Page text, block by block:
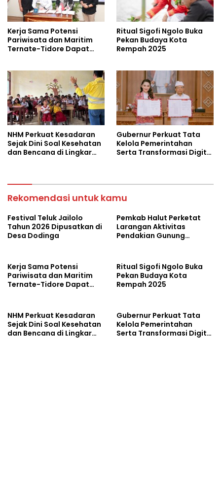
Kerja Sama Potensi
Pariwisata dan Maritim
Ternate-Tidore Dapat
Ritual Sigofi Ngolo Buka
Pekan Budaya Kota
Rempah 2025
NHM Perkuat Kesadaran
Sejak Dini Soal Kesehatan
dan Bencana di Lingkar
Gubernur Perkuat Tata
Kelola Pemerintahan
Serta Transformasi Digital
Rekomendasi untuk kamu
Festival Teluk Jailolo
Tahun 2026 Dipusatkan di
Desa Dodinga
Pemkab Halut Perketat
Larangan Aktivitas
Pendakian Gunung
Kerja Sama Potensi
Pariwisata dan Maritim
Ternate-Tidore Dapat
Ritual Sigofi Ngolo Buka
Pekan Budaya Kota
Rempah 2025
NHM Perkuat Kesadaran
Sejak Dini Soal Kesehatan
dan Bencana di Lingkar
Gubernur Perkuat Tata
Kelola Pemerintahan
Serta Transformasi Digital